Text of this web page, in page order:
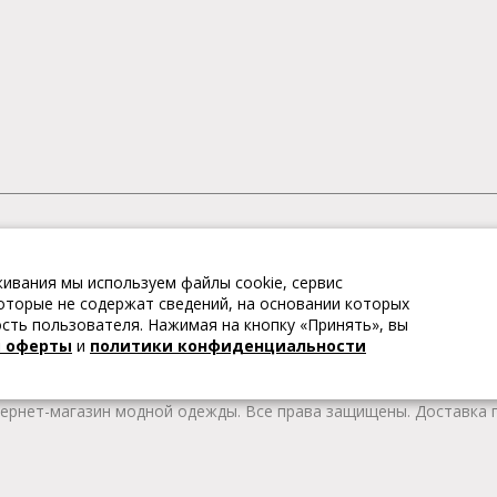
это коллекции модной женской, мужской, детской одежды и
качественные товары из Европы по привлекательным
брендов. В каталоге представлена модная одежда различных
удобной женской и мужской обуви на любой сезон. Весь
магазин модной одежды. Все права защищены. Доставка
мы используем файлы cookie, сервис
не содержат сведений, на основании которых
пользователя. Нажимая на кнопку «Принять», вы
оферты и политики конфиденциальности